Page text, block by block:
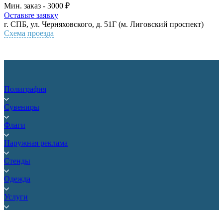
Мин. заказ - 3000 ₽
Оставьте заявку
г. СПБ, ул. Черняховского, д. 51Г (м. Лиговский проспект)
Схема проезда
Полиграфия
Сувениры
Флаги
Наружная реклама
Стенды
Одежда
Услуги